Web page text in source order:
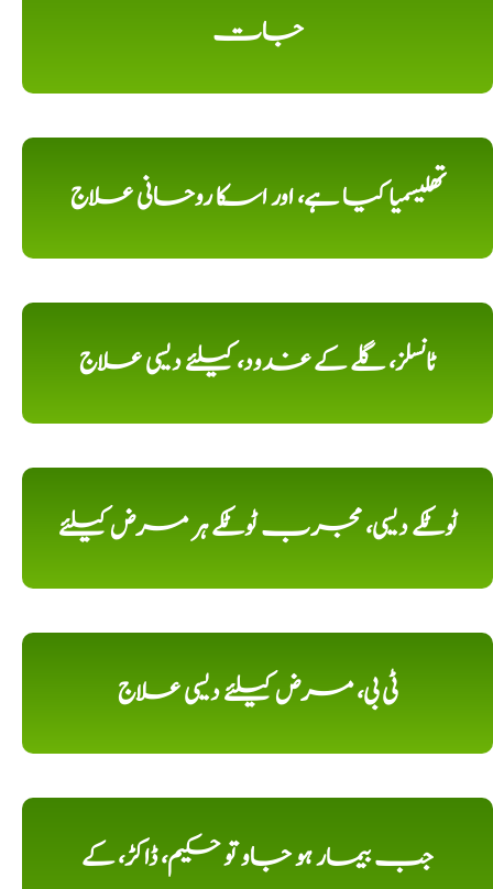
جات
تھلیسمیا کیا ہے، اور اسکا روحانی علاج
ٹانسلز، گلے کے غدود، کیلئے دیسی علاج
ٹوٹکے دیسی، مجرب ٹوٹکے ہر مرض کیلئے
ٹی بی، مرض کیلئے دیسی علاج
جب بیمار ہو جاو تو حکیم، ڈاکڑ، کے